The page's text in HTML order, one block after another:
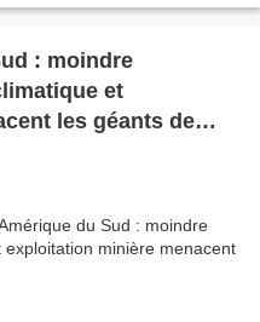
: moindre
et
les géants de